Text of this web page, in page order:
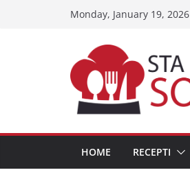
Monday, January 19, 2026
HOME RECEPTI